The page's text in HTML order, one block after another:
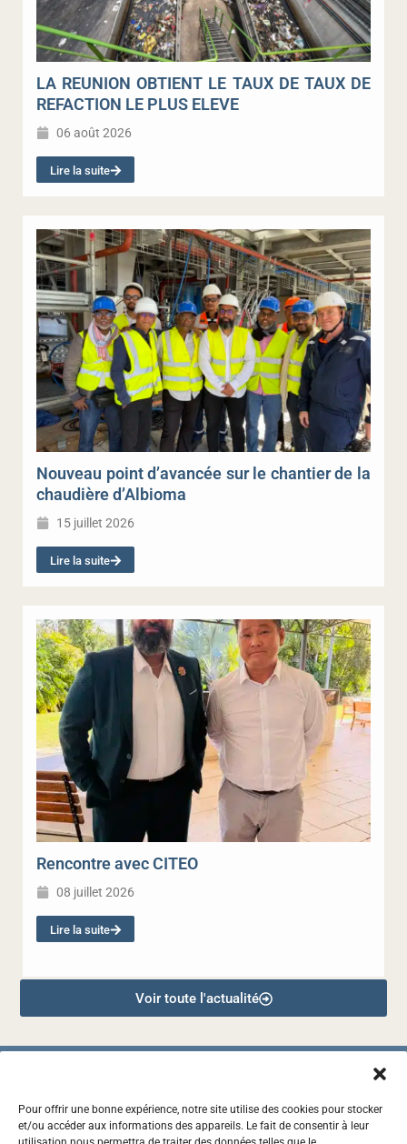
Pour offrir une bonne expérience, notre site utilise des cookies pour stocker
et/ou accéder aux informations des appareils. Le fait de consentir à leur
LA REUNION OBTIENT LE TAUX DE TAUX DE
REFACTION LE PLUS ELEVE
06 août 2026
Lire la suite
Nouveau point d’avancée sur le chantier de la
chaudière d’Albioma
15 juillet 2026
Lire la suite
Rencontre avec CITEO
08 juillet 2026
Lire la suite
Voir toute l'actualité
2, RUE DES CASCAVELS, 97441 SAINTE-SUZANNE